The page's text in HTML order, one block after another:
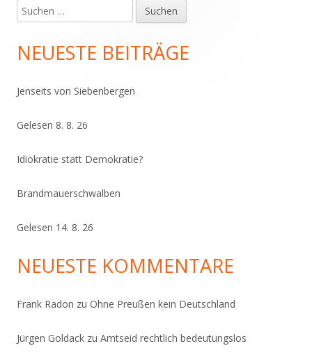
Haupt-
Seitenleiste
Suchen
nach:
NEUESTE BEITRÄGE
Jenseits von Siebenbergen
Gelesen 8. 8. 26
Idiokratie statt Demokratie?
Brandmauerschwalben
Gelesen 14. 8. 26
NEUESTE KOMMENTARE
Frank Radon zu Ohne Preußen kein Deutschland
Jürgen Goldack zu Amtseid rechtlich bedeutungslos